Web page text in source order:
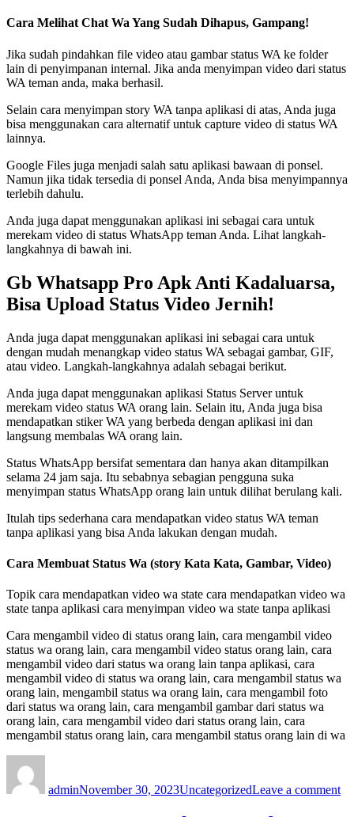
Cara Melihat Chat Wa Yang Sudah Dihapus, Gampang!
Jika sudah pindahkan file video atau gambar status WA ke folder
lain di penyimpanan internal. Jika anda menyimpan video dari status
WA teman anda, maka berhasil.
Selain cara menyimpan story WA tanpa aplikasi di atas, Anda juga
bisa menggunakan cara alternatif untuk capture video di status WA
lainnya.
Google Files juga menjadi salah satu aplikasi bawaan di ponsel.
Namun jika tidak tersedia di ponsel Anda, Anda bisa menyimpannya
terlebih dahulu.
Anda juga dapat menggunakan aplikasi ini sebagai cara untuk
merekam video di status WhatsApp teman Anda. Lihat langkah-
langkahnya di bawah ini.
Gb Whatsapp Pro Apk Anti Kadaluarsa,
Bisa Upload Status Video Jernih!
Anda juga dapat menggunakan aplikasi ini sebagai cara untuk
dengan mudah menangkap video status WA sebagai gambar, GIF,
atau video. Langkah-langkahnya adalah sebagai berikut.
Anda juga dapat menggunakan aplikasi Status Server untuk
merekam video status WA orang lain. Selain itu, Anda juga bisa
mendapatkan stiker WA yang berbeda dengan aplikasi ini dan
langsung membalas WA orang lain.
Status WhatsApp bersifat sementara dan hanya akan ditampilkan
selama 24 jam saja. Itu sebabnya sebagian pengguna suka
menyimpan status WhatsApp orang lain untuk dilihat berulang kali.
Itulah tips sederhana cara mendapatkan video status WA teman
tanpa aplikasi yang bisa Anda lakukan dengan mudah.
Cara Membuat Status Wa (story Kata Kata, Gambar, Video)
Topik cara mendapatkan video wa state cara mendapatkan video wa
state tanpa aplikasi cara menyimpan video wa state tanpa aplikasi
Cara mengambil video di status orang lain, cara mengambil video
status wa orang lain, cara mengambil video status orang lain, cara
mengambil video dari status wa orang lain tanpa aplikasi, cara
mengambil video di status wa orang lain, cara mengambil status wa
orang lain, mengambil status wa orang lain, cara mengambil foto
dari status wa orang lain, cara mengambil gambar dari status wa
orang lain, cara mengambil video dari status orang lain, cara
mengambil status orang lain, cara mengambil status orang lain di wa
adminNovember 30, 2023UncategorizedLeave a comment